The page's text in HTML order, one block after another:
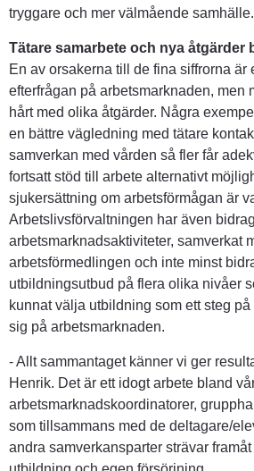
tryggare och mer välmående samhälle.
Tätare samarbete och nya åtgärder
En av orsakerna till de fina siffrorna är
efterfrågan på arbetsmarknaden, men
hårt med olika åtgärder. Några
en bättre vägledning med tätare
samverkan med vården så fler får
fortsatt stöd till arbete alternativt
sjukersättning om arbetsförmågan är
Arbetslivsförvaltningen har även
arbetsmarknadsaktiviteter, samverkat
arbetsförmedlingen och inte minst
utbildningsutbud på flera olika nivåer
kunnat välja utbildning som ett steg
sig på arbetsmarknaden.
- Allt sammantaget känner vi ger
Henrik. Det är ett idogt arbete bland
arbetsmarknadskoordinatorer,
som tillsammans med de deltagare/
andra samverkansparter strävar